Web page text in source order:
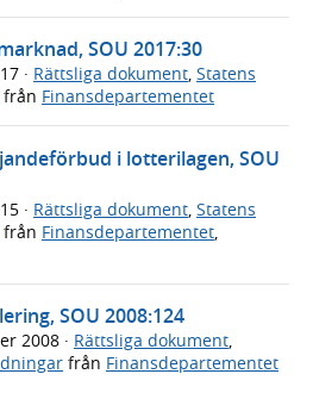
SOU 2017:30
· Rättsliga dokument, Statens
från Finansdepartementet
i lotterilagen, SOU
· Rättsliga dokument Statens
från Finansdepartementet
SOU 2008:124
2008 · Rättsliga dokument,
från Finansdepartementet